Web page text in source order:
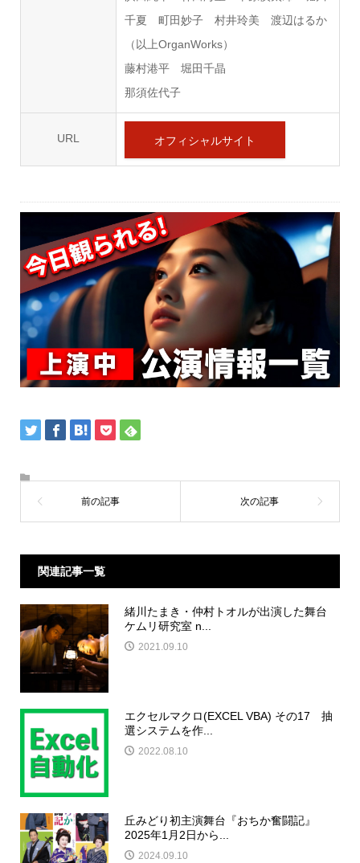
千夏 町田妙子 村井玲美 渡辺はるか
（以上OrganWorks）
藤村港平 堀田千晶
那須佐代子
URL オフィシャルサイト
関連記事一覧
緒川たまき・仲村トオルが出演した舞台
ケムリ研究室 n...
2021.09.10
エクセルマクロ(EXCEL VBA) その17 抽
選システムを作...
2022.08.10
丘みどり初主演舞台『おちか奮闘記』
2025年1月2日から...
2024.09.10